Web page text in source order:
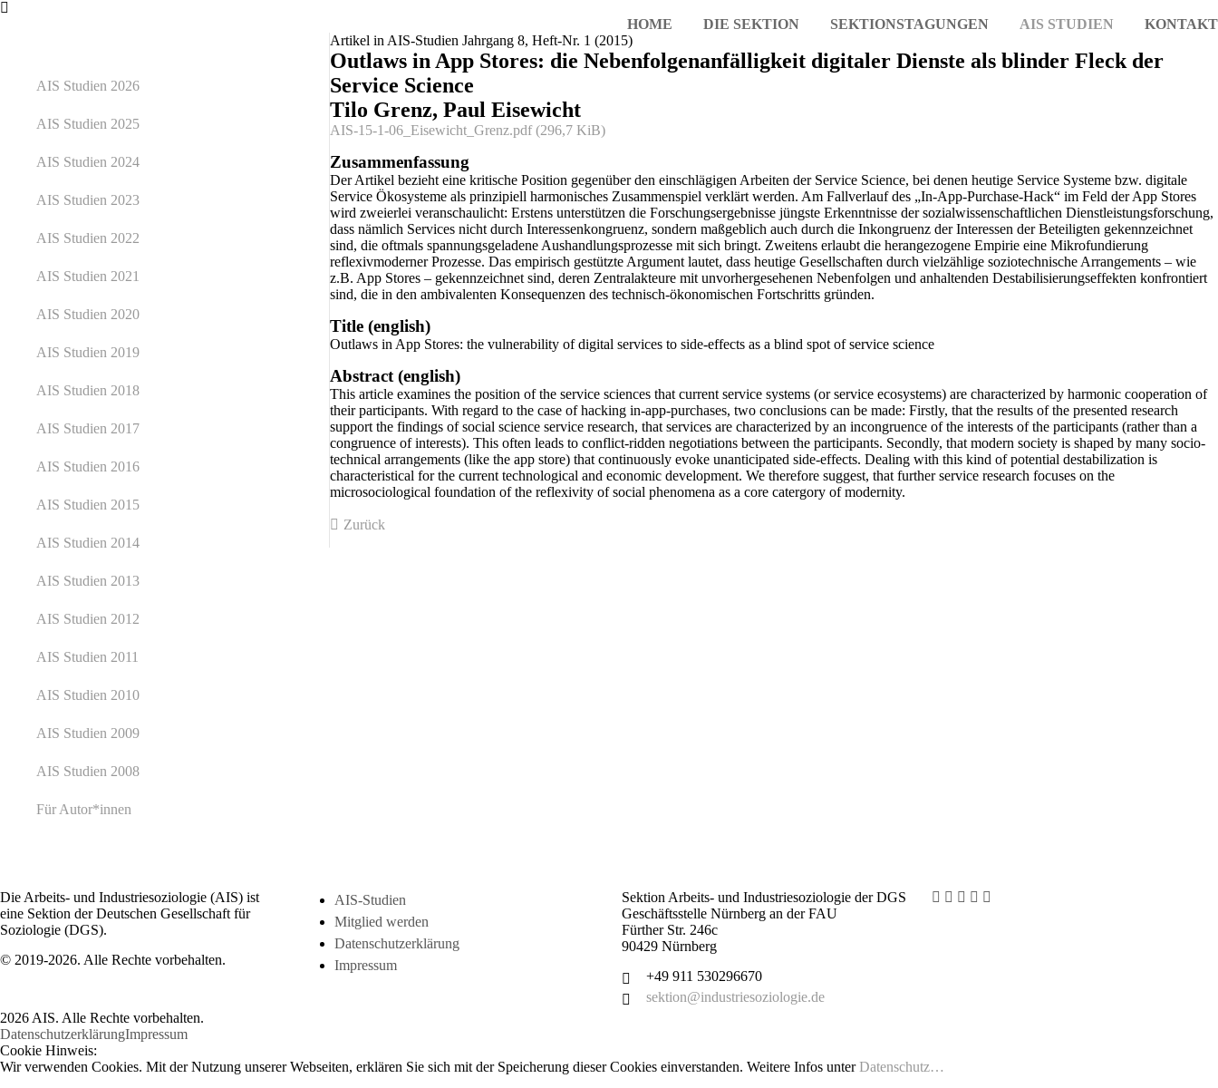
HOME DIE SEKTION SEKTIONSTAGUNGEN AIS STUDIEN
KONTAKT
Artikel in AIS-Studien Jahrgang 8, Heft-Nr. 1 (2015)
Outlaws in App Stores: die Nebenfolgenanfälligkeit digitaler Dienste als blinder Fleck der
Service Science
Tilo Grenz, Paul Eisewicht
AIS-15-1-06_Eisewicht_Grenz.pdf(296,7 KiB)
Zusammenfassung
Der Artikel bezieht eine kritische Position gegenüber den einschlägigen Arbeiten der Service Science, bei denen heutige Service Systeme bzw. digitale
Service Ökosysteme als prinzipiell harmonisches Zusammenspiel verklärt werden. Am Fallverlauf des „In-App-Purchase-Hack“ im Feld der App Stores
wird zweierlei veranschaulicht: Erstens unterstützen die Forschungsergebnisse jüngste Erkenntnisse der sozialwissenschaftlichen Dienstleistungsforschung,
dass nämlich Services nicht durch Interessenkongruenz, sondern maßgeblich auch durch die Inkongruenz der Interessen der Beteiligten gekennzeichnet
sind, die oftmals spannungsgeladene Aushandlungsprozesse mit sich bringt. Zweitens erlaubt die herangezogene Empirie eine Mikrofundierung
reflexivmoderner Prozesse. Das empirisch gestützte Argument lautet, dass heutige Gesellschaften durch vielzählige soziotechnische Arrangements – wie
z.B. App Stores – gekennzeichnet sind, deren Zentralakteure mit unvorhergesehenen Nebenfolgen und anhaltenden Destabilisierungseffekten konfrontiert
sind, die in den ambivalenten Konsequenzen des technisch-ökonomischen Fortschritts gründen.
Title (english)
Outlaws in App Stores: the vulnerability of digital services to side-effects as a blind spot of service science
Abstract (english)
This article examines the position of the service sciences that current service systems (or service ecosystems) are characterized by harmonic cooperation of
their participants. With regard to the case of hacking in-app-purchases, two conclusions can be made: Firstly, that the results of the presented research
support the findings of social science service research, that services are characterized by an incongruence of the interests of the participants (rather than a
congruence of interests). This often leads to conflict-ridden negotiations between the participants. Secondly, that modern society is shaped by many socio-
technical arrangements (like the app store) that continuously evoke unanticipated side-effects. Dealing with this kind of potential destabilization is
characteristical for the current technological and economic development. We therefore suggest, that further service research focuses on the
microsociological foundation of the reflexivity of social phenomena as a core catergory of modernity.
Zurück
AIS Studien 2026
AIS Studien 2025
AIS Studien 2024
AIS Studien 2023
AIS Studien 2022
AIS Studien 2021
AIS Studien 2020
AIS Studien 2019
AIS Studien 2018
AIS Studien 2017
AIS Studien 2016
AIS Studien 2015
AIS Studien 2014
AIS Studien 2013
AIS Studien 2012
AIS Studien 2011
AIS Studien 2010
AIS Studien 2009
AIS Studien 2008
Für Autor*innen
Die Arbeits- und Industriesoziologie (AIS) ist
eine Sektion der Deutschen Gesellschaft für
Soziologie (DGS).
© 2019-2026. Alle Rechte vorbehalten.
AIS-Studien
Mitglied werden
Datenschutzerklärung
Impressum
Sektion Arbeits- und Industriesoziologie der DGS
Geschäftsstelle Nürnberg an der FAU
Fürther Str. 246c
90429 Nürnberg
+49 911 530296670
sektion@industriesoziologie.de
2026 AIS. Alle Rechte vorbehalten.
DatenschutzerklärungImpressum
Cookie Hinweis:
Wir verwenden Cookies. Mit der Nutzung unserer Webseiten, erklären Sie sich mit der Speicherung dieser Cookies einverstanden. Weitere Infos unterDatenschutz…